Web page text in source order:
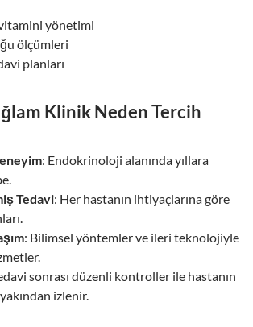
yönetimi
ölçümleri
planları
Klinik Neden Tercih
: Endokrinoloji alanında yıllara
Tedavi: Her hastanın ihtiyaçlarına göre
: Bilimsel yöntemler ve ileri teknolojiyle
sonrası düzenli kontroller ile hastanın
izlenir.